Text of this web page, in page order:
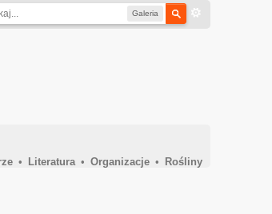
Galeria
• Literatura • Organizacje •
Rośliny